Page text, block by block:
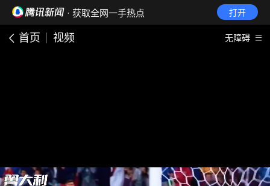
· 获取全网一手热点 打开
首页 视频 无障碍